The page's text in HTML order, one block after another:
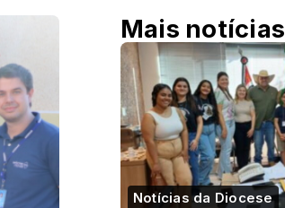
Mais notícias
Notícias da Diocese